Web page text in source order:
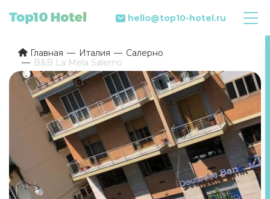
hello@top10-hotel.ru
Главная Италия
Салерно
B&B La Mela Salerno